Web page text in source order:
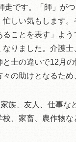
です。「師」が
しい気もします。
ことを表す」よ
りました。介護
士の違いで12月
の助けとなるため
族、友人、仕事な
、家畜、農作物な